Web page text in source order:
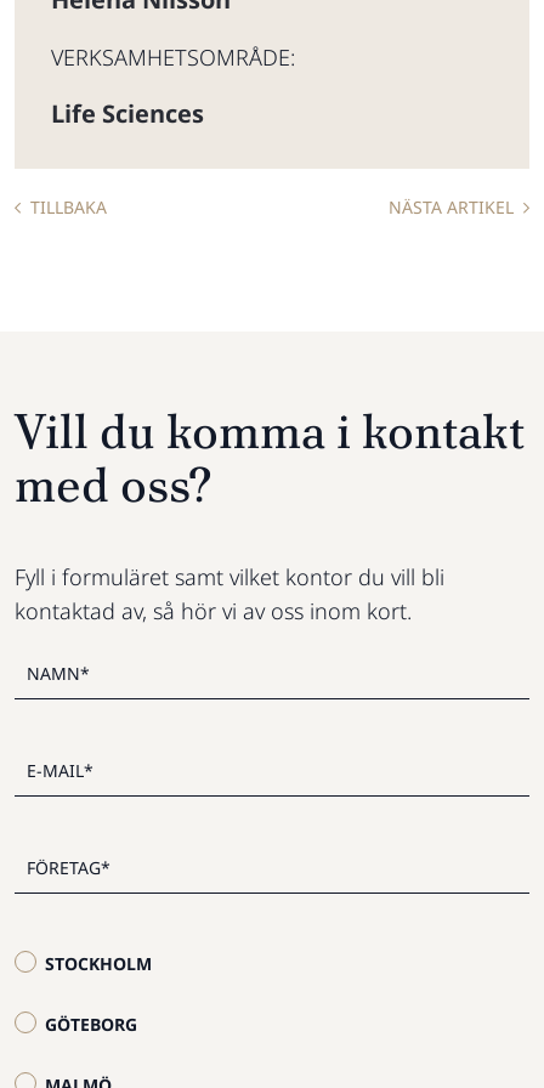
VERKSAMHETSOMRÅDE:
Life Sciences
TILLBAKA NÄSTA ARTIKEL
STOCKHOLM
GÖTEBORG
Vill du komma i kontakt
med oss?
Fyll i formuläret samt vilket kontor du vill bli
kontaktad av, så hör vi av oss inom kort.